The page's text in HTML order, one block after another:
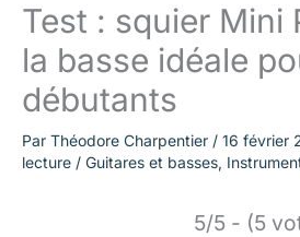
Test : squier Mini
la basse idéale
débutants
Par Théodore Charpentier / 16 février
lecture / Guitares et basses,
5/5 - (5